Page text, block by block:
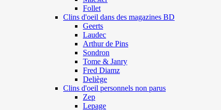
Follet
Clins d'oeil dans des magazines BD
Geerts
Laudec
Arthur de Pins
Sondron
Tome & Janry
Fred Diamz
Deliège
Clins d'oeil personnels non parus
Zep
Lepage